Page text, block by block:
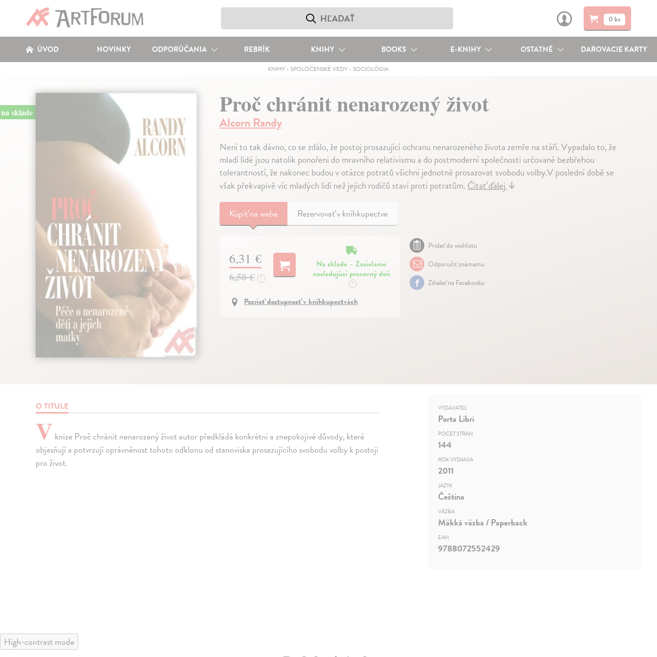
0 ks
ÚVOD NOVINKY ODPORÚČANIA REBRÍK KNIHY BOOKS E-KNIHY OSTATNÉ DAROVACIE KARTY
KNIHY - SPOLOČENSKÉ VEDY - SOCIOLÓGIA
na sklade Proč chránit nenarozený život
Alcorn Randy
Není to tak dávno, co se zdálo, že postoj prosazující ochranu nenarozeného života zemře na stáří. Vypadalo to, že
mladí lidé jsou natolik ponořeni do mravního relativismu a do postmoderní společnosti určované bezbřehou
tolerantností, že nakonec budou v otázce potratů všichni jednotně prosazovat svobodu volby.V poslední době se
však překvapivě víc mladých lidí než jejich rodičů staví proti potratům.Čítať ďalej↓
Kúpiťna webe Rezervovať v kníhkupectve
6,31 €
6,50 € ?
Na sklade – Zasielame
nasledujúci pracovný deň
?
Pozrieť dostupnosť v kníhkupectvách
Pridať do wishlistu
Odporučiť známemu
Zdielať na Facebooku
O TITULE
V knize Proč chránit nenarozený život autor předkládá konkrétní a znepokojivé důvody, které
objasňují a potvrzují oprávněnost tohoto odklonu od stanoviska prosazujícího svobodu volby k postoji
pro život.
VYDAVATEĽ
Porta Libri
POČET STRÁN
144
ROK VYDANIA
2011
JAZYK
Čeština
VÄZBA
Mäkká väzba / Paperback
EAN
9788072552429
High-contrast mode